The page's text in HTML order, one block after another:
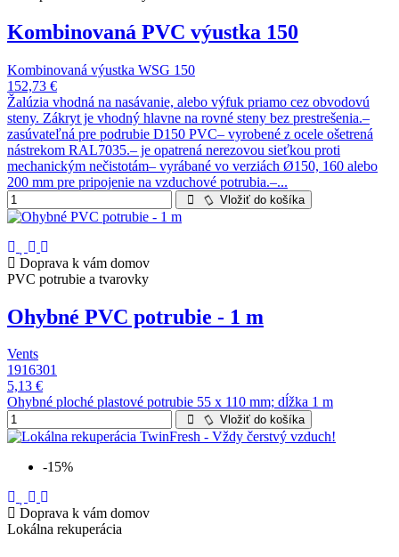
Kombinovaná PVC výustka 150
Kombinovaná výustka WSG 150
152,73 €
Žalúzia vhodná na nasávanie, alebo výfuk priamo cez obvodovú
steny. Zákryt je vhodný hlavne na rovné steny bez prestrešenia.–
zasúvateľná pre podrubie D150 PVC– vyrobené z ocele ošetrená
nástrekom RAL7035.– je opatrená nerezovou sieťkou proti
mechanickým nečistotám– vyrábané vo verziách Ø150, 160 alebo
200 mm pre pripojenie na vzduchové potrubia.–...
Vložiť do košíka
Doprava k vám domov
PVC potrubie a tvarovky
Ohybné PVC potrubie - 1 m
Vents
1916301
5,13 €
Ohybné ploché plastové potrubie 55 x 110 mm; dĺžka 1 m
Vložiť do košíka
-15%
Doprava k vám domov
Lokálna rekuperácia